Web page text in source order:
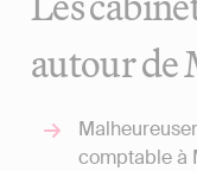
autour de
comptable à